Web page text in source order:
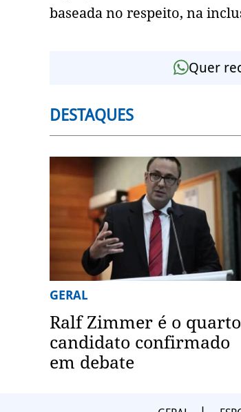
baseada no respeito, na
Quer
DESTAQUES
GERAL
Ralf Zimmer é o quarto
candidato confirmado
em debate